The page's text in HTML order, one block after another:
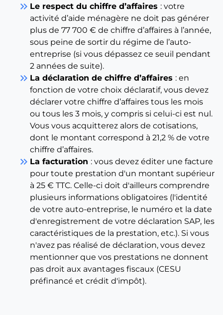
keyboard_double_arrow_right Le respect du chiffre d’affaires : votre
activité d’aide ménagère ne doit pas générer
plus de 77 700 € de chiffre d’affaires à l’année,
sous peine de sortir du régime de l’auto-
entreprise (si vous dépassez ce seuil pendant
2 années de suite).
keyboard_double_arrow_right La déclaration de chiffre d’affaires : en
fonction de votre choix déclaratif, vous devez
déclarer votre chiffre d’affaires tous les mois
ou tous les 3 mois, y compris si celui-ci est nul.
Vous vous acquitterez alors de cotisations,
dont le montant correspond à 21,2 % de votre
chiffre d’affaires.
keyboard_double_arrow_right La facturation : vous devez éditer une facture
pour toute prestation d'un montant supérieur
à 25 € TTC. Celle-ci doit d'ailleurs comprendre
plusieurs informations obligatoires (l'identité
de votre auto-entreprise, le numéro et la date
d'enregistrement de votre déclaration SAP, les
caractéristiques de la prestation, etc.). Si vous
n'avez pas réalisé de déclaration, vous devez
mentionner que vos prestations ne donnent
pas droit aux avantages fiscaux (CESU
préfinancé et crédit d'impôt).